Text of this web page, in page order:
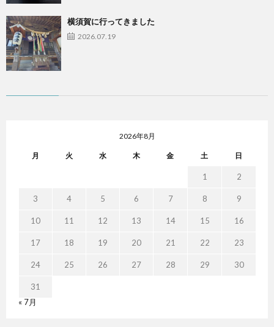
横須賀に行ってきました
2026.07.19
2026年8月
月 火 水 木 金 土 日
1 2
3 4 5 6 7 8 9
10 11 12 13 14 15 16
17 18 19 20 21 22 23
24 25 26 27 28 29 30
31
« 7月